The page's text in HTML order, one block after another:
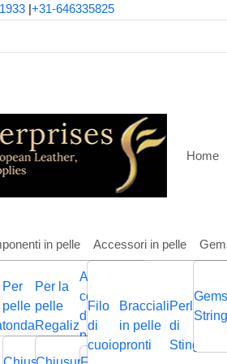
|+31-646335825
Home
Cordoncini
in pelle
intrecciata
Cordoncini
in pelle
piatti
Cordini
in pelle
piatta
in pelle
Per
pelle
tonda
Chiusura
Cursori
Per la
pelle
Regaliz
Cursori
Altri
componenti
di gioielli in
pelle
Accessori in pelle
Filo
di
cuoio
Bracciali
in pelle
pronti
Perline
di
Stingray
pelle Cordoncini in pelle rotondi
Cord -